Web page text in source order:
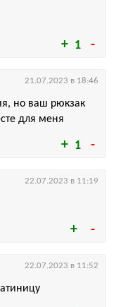
1
1
но ваш рюкзак
для меня
21.07.2023 в 18:46
22.07.2023 в 11:19
22.07.2023 в 11:52